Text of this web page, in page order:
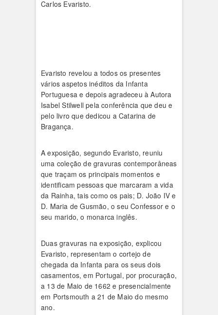
Carlos Evaristo.
Evaristo revelou a todos os presentes
vários aspetos inéditos da Infanta
Portuguesa e depois agradeceu à Autora
Isabel Stilwell pela conferência que deu e
pelo livro que dedicou a Catarina de
Bragança.
A exposição, segundo Evaristo, reuniu
uma coleção de gravuras contemporâneas
que traçam os principais momentos e
identificam pessoas que marcaram a vida
da Rainha, tais como os pais; D. João IV e
D. Maria de Gusmão, o seu Confessor e o
seu marido, o monarca inglês.
Duas gravuras na exposição, explicou
Evaristo, representam o cortejo de
chegada da Infanta para os seus dois
casamentos, em Portugal, por procuração,
a 13 de Maio de 1662 e presencialmente
em Portsmouth a 21 de Maio do mesmo
ano.